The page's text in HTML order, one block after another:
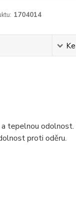
1704014
tepelnou
proti oděru.